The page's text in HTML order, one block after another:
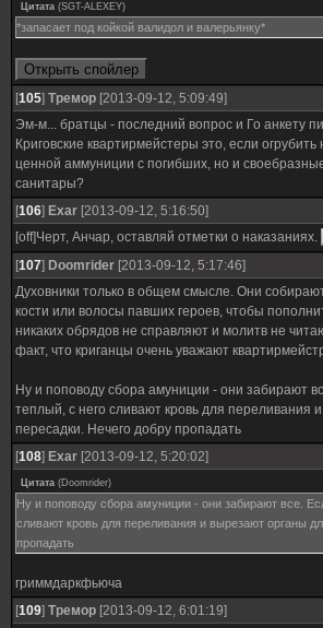
Цитата (SGT-ALEXEY)
*запасает под койкой валидол и валерьянку*
[105] Тремор [2013-09-12, 5:09:49]
Эм-м... братцы - последний вопрос и Го анкету
Криговские квартирмейстеры это, если
ценной аммуниции с погибших, но и
санитары?
[106] Exar [2013-09-12, 5:16:50]
[off]Черт, Анчар, оставляй отметки о наказаниях.
[107] Doomrider [2013-09-12, 5:17:46]
Духовники только в общем смысле. Они
кости или волосы павших героев, чтобы
никаких обрядов не справляют и молитв не
факт, что криганцы очень уважают
Ну и поповоду сбора амуниции - они забирают
теплый, с него сливают кровь для переливания
пересадки. Нечего добру пропадать
[108] Exar [2013-09-12, 5:20:02]
Цитата (Doomrider)
Ну и поповоду сбора амуниции - они забирают все.
сливают кровь для переливания и вырезают органы
пропадать
гриммдаркфьюча
[109] Тремор [2013-09-12, 6:01:19]